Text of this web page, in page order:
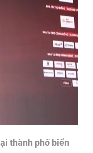
thành phố biển